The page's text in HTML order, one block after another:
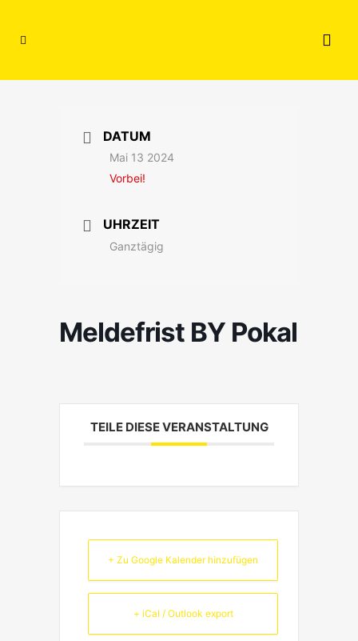
DATUM
Mai 13 2024
Vorbei!
UHRZEIT
Ganztägig
Meldefrist BY Pokal
TEILE DIESE VERANSTALTUNG
+ Zu Google Kalender hinzufügen
+ iCal / Outlook export